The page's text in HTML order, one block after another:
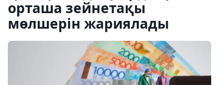
орташа зейнетақы
мөлшерін жариялады